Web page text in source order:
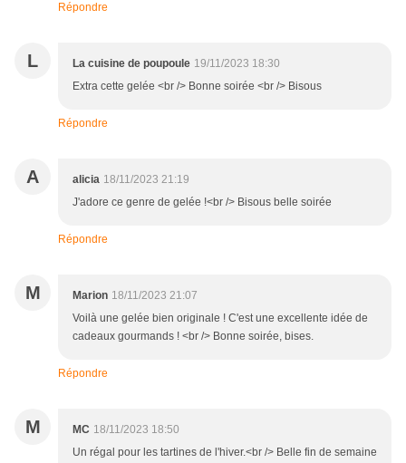
Répondre
L La cuisine de poupoule 19/11/2023 18:30
Extra cette gelée <br /> Bonne soirée <br /> Bisous
Répondre
A alicia 18/11/2023 21:19
J'adore ce genre de gelée !<br /> Bisous belle soirée
Répondre
M Marion 18/11/2023 21:07
Voilà une gelée bien originale ! C'est une excellente idée de
cadeaux gourmands ! <br /> Bonne soirée, bises.
Répondre
M MC 18/11/2023 18:50
Un régal pour les tartines de l'hiver.<br /> Belle fin de semaine